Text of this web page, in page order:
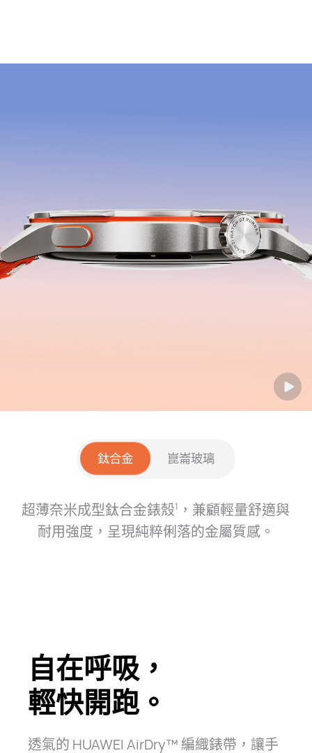
鈦合金 崑崙玻璃
超薄奈米成型鈦合金錶殼1 ， 兼顧輕量舒適與
耐用強度，呈現純粹俐落的金屬質⁠感。
自在呼吸，
輕快開跑。
透氣的 HUAWEI AirDry™ 編織錶帶，讓手